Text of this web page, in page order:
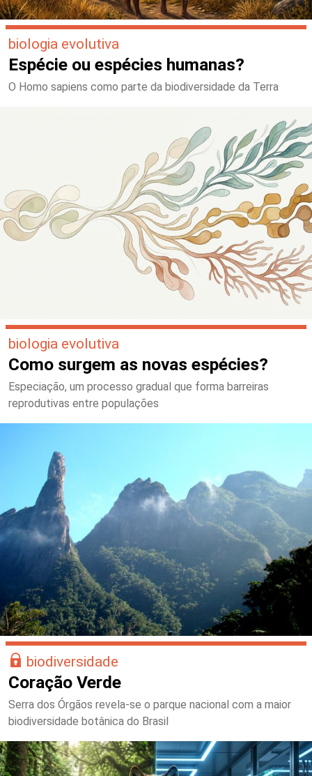
biologia evolutiva
Espécie ou espécies humanas?
O Homo sapiens como parte da biodiversidade da Terra
biologia evolutiva
Como surgem as novas espécies?
Especiação, um processo gradual que forma barreiras
reprodutivas entre populações
biodiversidade
Coração Verde
Serra dos Órgãos revela-se o parque nacional com a maior
biodiversidade botânica do Brasil